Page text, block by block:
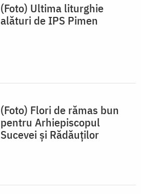
(Foto) Ultima liturghie
alături de IPS Pimen
(Foto) Flori de rămas bun
pentru Arhiepiscopul
Sucevei şi Rădăuților